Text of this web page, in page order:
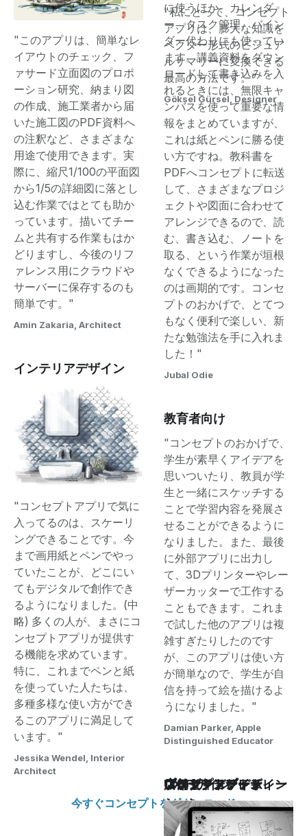
"このアプリは、簡単なレ
イアウトのチェック、フ
ァサード立面図のプロポ
ーション研究、納まり図
の作成、施工業者から届
いた施工図のPDF資料へ
の注釈など、さまざまな
用途で使用できます。実
際に、縮尺1/100の平面図
から1/5の詳細図に落とし
込む作業ではとても助か
っています。描いてチー
ムと共有する作業もはか
どりますし、今後のリフ
ァレンス用にクラウドや
サーバーに保存するのも
簡単です。"
Amin Zakaria, Architect
インテリアデザイン
"コンセプトアプリで気に
入ってるのは、スケーリ
ングできることです。今
まで画用紙とペンでやっ
ていたことが、どこにい
てもデジタルで創作でき
るようになりました。(中
略) 多くの人が、まさにコ
ンセプトアプリが提供す
る機能を求めています。
特に、これまでペンと紙
を使っていた人たちは、
多種多様な使い方ができ
るこのアプリに満足して
います。"
Jessika Wendel, Interior
Architect
"私にとって、コンセプト
アプリは、膨大な知識を
ベクター形式のビジュア
ルサマリーに変換できる
最高の方法です。"
Göksel Gürsel, Designer
に使うほか、カレンダ
ー、タスク管理、バイン
ダー代わりにも使ってい
ます。講義資料をダウン
ロードして書き込みを入
れるときには、無限キャ
ンバスを使って重要な情
報をまとめていますが、
これは紙とペンに勝る使
い方ですね。教科書を
PDFへコンセプトに転送
して、さまざまなプロジ
ェクトや図面に合わせて
アレンジできるので、読
む、書き込む、ノートを
取る、という作業が垣根
なくできるようになった
のは画期的です。コンセ
プトのおかげで、とてつ
もなく便利で楽しい、新
たな勉強法を手に入れま
した！"
Jubal Odie
教育者向け
"コンセプトのおかげで、
学生が素早くアイデアを
思いついたり、教員が学
生と一緒にスケッチする
ことで学習内容を発展さ
せることができるように
なりました。また、最後
に外部アプリに出力し
て、3Dプリンターやレー
ザーカッターで工作する
こともできます。これま
で試した他のアプリは複
雑すぎたりしたのです
が、このアプリは使い方
が簡単なので、学生が自
信を持って絵を描けるよ
うになりました。"
Damian Parker, Apple
Distinguished Educator
スケッチノート
コンセプトアート
ファッションデザイン
プロダクト・イテレー
ション
店舗ディスプレイ
UXデザイン
ブランドデザイン
ワイヤーフレーム
今すぐコンセプトをダウンロード